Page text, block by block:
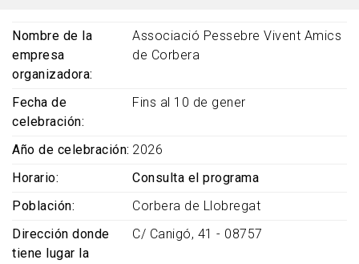
Nombre de la
empresa
organizadora
Associació Pessebre Vivent Amics
de Corbera
Fecha de
celebración
Fins al 10 de gener
Año de celebración 2026
Horario
Consulta el programa
Población
Corbera de Llobregat
Dirección donde
tiene lugar la
C/ Canigó, 41 - 08757